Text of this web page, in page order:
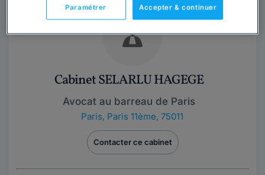
Cabinet SELARLU HAGEGE
Avocat au barreau de Paris
Paris, Paris 11ème, 75011
Contacter ce cabinet
Accepter & continuer
Paramétrer